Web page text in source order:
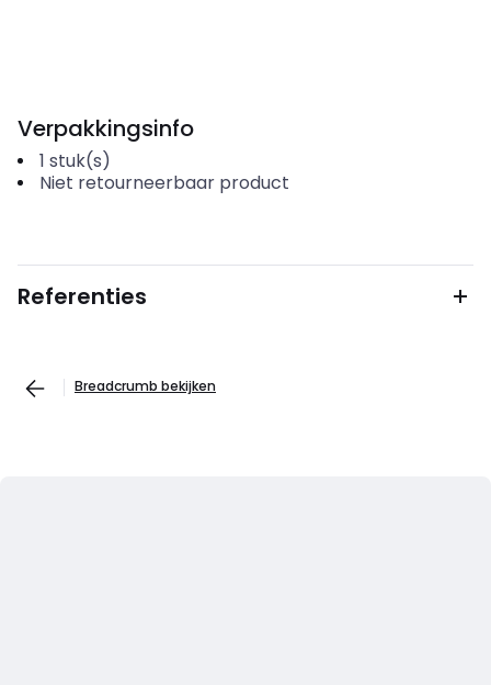
Verpakkingsinfo
1 stuk(s)
Niet retourneerbaar product
Referenties
Breadcrumb bekijken